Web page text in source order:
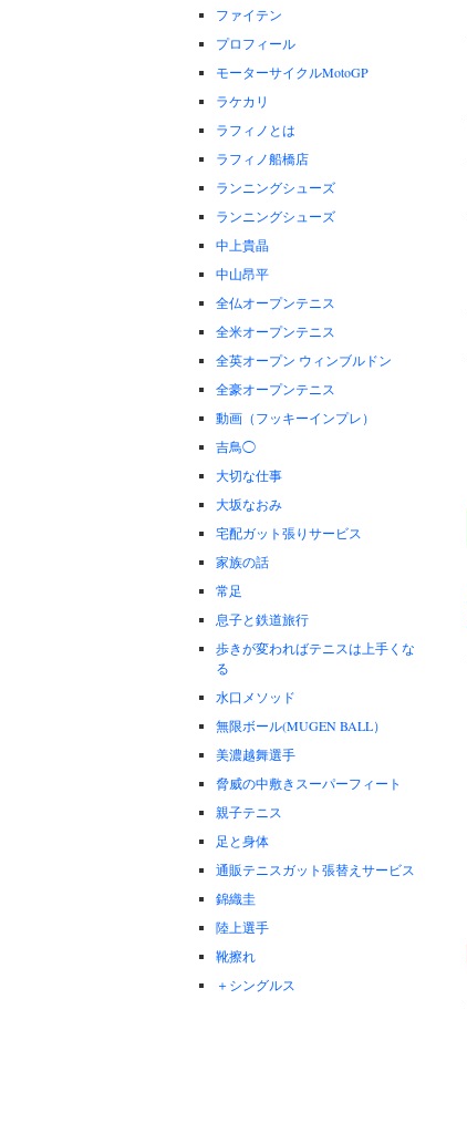
ファイテン
プロフィール
モーターサイクルMotoGP
ラケカリ
ラフィノとは
ラフィノ船橋店
ランニングシューズ
ランニングシューズ
中上貴晶
中山昂平
全仏オープンテニス
全米オープンテニス
全英オープン ウィンブルドン
全豪オープンテニス
動画（フッキーインプレ）
吉鳥◯
大切な仕事
大坂なおみ
宅配ガット張りサービス
家族の話
常足
息子と鉄道旅行
歩きが変わればテニスは上手くな
る
水口メソッド
無限ボール(MUGEN BALL）
美濃越舞選手
脅威の中敷きスーパーフィート
親子テニス
足と身体
通販テニスガット張替えサービス
錦織圭
陸上選手
靴擦れ
＋シングルス